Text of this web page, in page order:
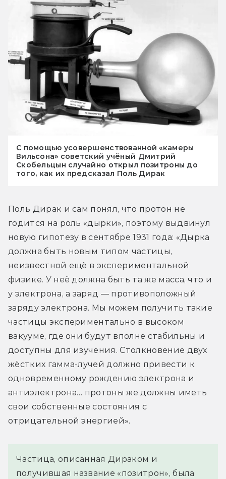
С помощью усовершенствованной «камеры
Вильсона» советский учёный Дмитрий
Скобельцын случайно открыл позитроны до
того, как их предсказал Поль Дирак
Поль Дирак и сам понял, что протон не
годится на роль «дырки», поэтому выдвинул
новую гипотезу в сентябре 1931 года: «Дырка
должна быть новым типом частицы,
неизвестной ещё в экспериментальной
физике. У неё должна быть та же масса, что и
у электрона, а заряд — противоположный
заряду электрона. Мы можем получить такие
частицы экспериментально в высоком
вакууме, где они будут вполне стабильны и
доступны для изучения. Столкновение двух
жёстких гамма-лучей должно привести к
одновременному рождению электрона и
антиэлектрона… протоны же должны иметь
свои собственные состояния с
отрицательной энергией».
Частица, описанная Дираком и
получившая название «позитрон», была